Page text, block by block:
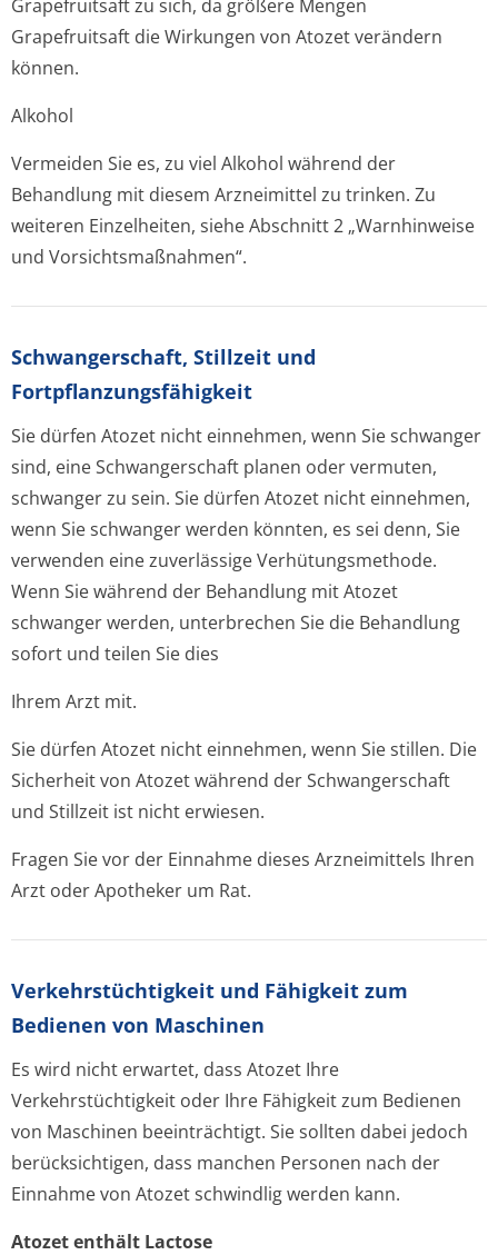
Grapefruitsaft zu sich, da größere Mengen
Grapefruitsaft die Wirkungen von Atozet verändern
können.
Alkohol
Vermeiden Sie es, zu viel Alkohol während der
Behandlung mit diesem Arzneimittel zu trinken. Zu
weiteren Einzelheiten, siehe Abschnitt 2 „Warnhinweise
und Vorsichtsmaßnah­men“.
Schwangerschaft, Stillzeit und
Fortpflanzungsfähig­keit
Sie dürfen Atozet nicht einnehmen, wenn Sie schwanger
sind, eine Schwangerschaft planen oder vermuten,
schwanger zu sein. Sie dürfen Atozet nicht einnehmen,
wenn Sie schwanger werden könnten, es sei denn, Sie
verwenden eine zuverlässige Verhütungsmethode.
Wenn Sie während der Behandlung mit Atozet
schwanger werden, unterbrechen Sie die Behandlung
sofort und teilen Sie dies
Ihrem Arzt mit.
Sie dürfen Atozet nicht einnehmen, wenn Sie stillen. Die
Sicherheit von Atozet während der Schwangerschaft
und Stillzeit ist nicht erwiesen.
Fragen Sie vor der Einnahme dieses Arzneimittels Ihren
Arzt oder Apotheker um Rat.
Verkehrstüchtig­keit und Fähigkeit zum
Bedienen von Maschinen
Es wird nicht erwartet, dass Atozet Ihre
Verkehrstüchtigkeit oder Ihre Fähigkeit zum Bedienen
von Maschinen beeinträchtigt. Sie sollten dabei jedoch
berücksichtigen, dass manchen Personen nach der
Einnahme von Atozet schwindlig werden kann.
Atozet enthält Lactose